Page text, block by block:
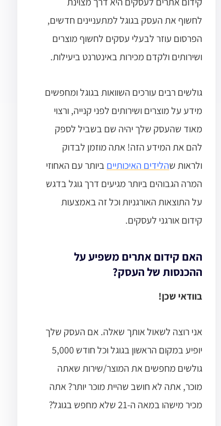
לחשוף את העסק בגוגל למתעניינים חדשים,
הפרסום עוזר לבעלי עסקים לחשוף מוצרים
ושירותים ולקדם מכירות באינטרנט ביעילות.
גולשים רבים עורכים השוואות בגוגל ומחפשים
מידע על מוצרים ושירותים לפני קנייה, ורצוי
מאוד שהעסק שלך יהיה שם בשביל לספק
להם את המידע הזה! אתה מוזמן לבדוק
ולראות שהלידים האיכותיים ביותר עם האחוזי
המרה הגבוהים ביותר מגיעים דרך גוגל בדגש
על התוצאות האורגניות וכל זה באמצעות
קידום אורגני לעסקים.
האם קידום אתרים משפיע על
ההכנסות של העסק?
בוודאי שכן!
אני רוצה לשאול אותך שאלה. אם העסק שלך
יופיע במקום הראשון בגוגל וכל חודש 5,000
גולשים מחפשים את המוצר/שירות שאתה
מוכר, אתה לא חושב שהיית מוכר יותר? אתה
מכיר מישהו במאה ה-21 שלא מחפש בגוגל?